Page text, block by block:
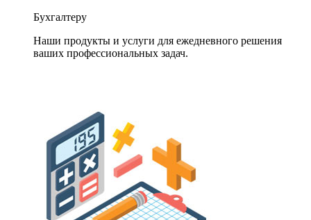
Бухгалтеру
Наши продукты и услуги для ежедневного решения
ваших профессиональных задач.